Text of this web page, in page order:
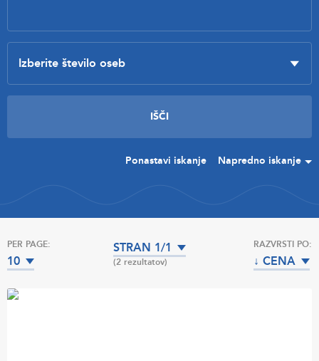
Ponastavi iskanje Napredno iskanje
PER PAGE:
10
STRAN 1/1
(2 rezultatov)
RAZVRSTI PO:
↓ CENA